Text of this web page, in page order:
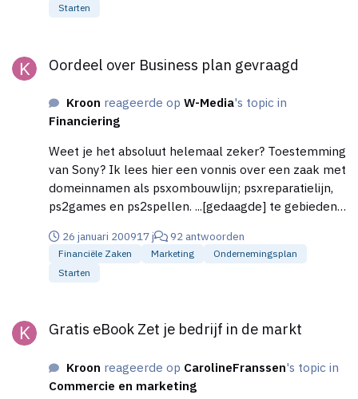
Starten
Oordeel over Business plan gevraagd
Kroon reageerde opW-Media's topic in
Financiering
Weet je het absoluut helemaal zeker? Toestemming
van Sony? Ik lees hier een vonnis over een zaak met
domeinnamen als psxombouwlijn; psxreparatielijn,
ps2games en ps2spellen. ...[gedaagde] te gebieden
ps2spellen; ps2games en ps2sell en enige andere
registratie van een domeinnaam met daarin een met
enig merk van eiseressen sub 2 tot en met 4
vonnis in de plaats treedt van de door [gedaagde] te
Stichting Internet Domeinregistratie Nederland tot
het overdragen van de domeinnamen ps2spellen.nl;
26 januari 200917 j 92 antwoorden
Financiële Zaken Marketing
Ondernemingsplan
Starten
Gratis eBook Zet je bedrijf in de markt
Kroon reageerde op CarolineFranssen's topic in
Commercie en marketing